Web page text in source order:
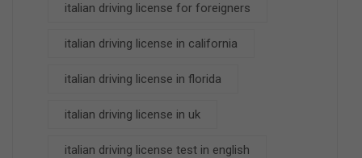
italian driving license for foreigners
italian driving license in california
italian driving license in florida
italian driving license in uk
italian driving license test in english